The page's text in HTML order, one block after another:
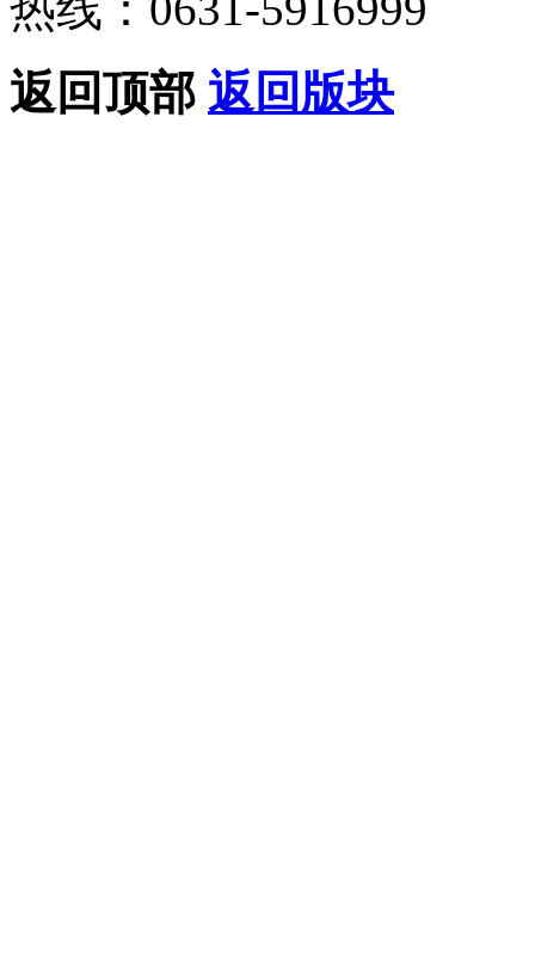
返回顶部 返回版块